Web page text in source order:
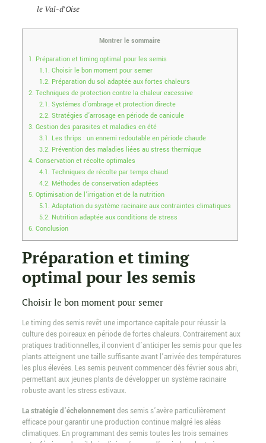
le Val-d'Oise
Montrer le sommaire
1. Préparation et timing optimal pour les semis
1.1. Choisir le bon moment pour semer
1.2. Préparation du sol adaptée aux fortes chaleurs
2. Techniques de protection contre la chaleur excessive
2.1. Systèmes d’ombrage et protection directe
2.2. Stratégies d’arrosage en période de canicule
3. Gestion des parasites et maladies en été
3.1. Les thrips : un ennemi redoutable en période chaude
3.2. Prévention des maladies liées au stress thermique
4. Conservation et récolte optimales
4.1. Techniques de récolte par temps chaud
4.2. Méthodes de conservation adaptées
5. Optimisation de l’irrigation et de la nutrition
5.1. Adaptation du système racinaire aux contraintes climatiques
5.2. Nutrition adaptée aux conditions de stress
6. Conclusion
Préparation et timing
optimal pour les semis
Choisir le bon moment pour semer
Le timing des semis revêt une importance capitale pour réussir la
culture des poireaux en période de fortes chaleurs. Contrairement aux
pratiques traditionnelles, il convient d’anticiper les semis pour que les
plants atteignent une taille suffisante avant l’arrivée des températures
les plus élevées. Les semis peuvent commencer dès février sous abri,
permettant aux jeunes plants de développer un système racinaire
robuste avant les stress estivaux.
La stratégie d’échelonnementdes semis s’avère particulièrement
efficace pour garantir une production continue malgré les aléas
climatiques. En programmant des semis toutes les trois semaines